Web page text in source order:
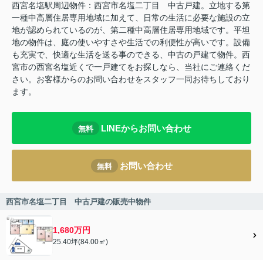
西宮名塩駅周辺物件：西宮市名塩二丁目 中古戸建。立地する第
一種中高層住居専用地域に加えて、日常の生活に必要な施設の立
地が認められているのが、第二種中高層住居専用地域です。平坦
地の物件は、庭の使いやすさや生活での利便性が高いです。設備
も充実で、快適な生活を送る事のできる、中古の戸建て物件。西
宮市の西宮名塩近くで一戸建てをお探しなら、当社にご連絡くだ
さい。お客様からのお問い合わせをスタッフ一同お待ちしており
ます。
無料 LINEからお問い合わせ
無料 お問い合わせ
西宮市名塩二丁目 中古戸建の販売中物件
1,680万円
25.40坪(84.00㎡)